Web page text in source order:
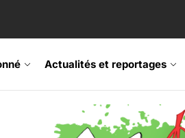
Actualités et reportages